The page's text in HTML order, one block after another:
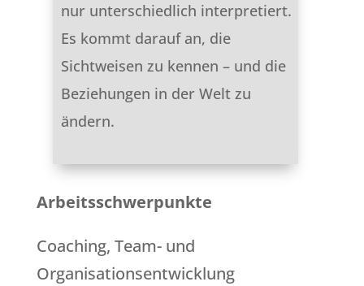
nur unterschiedlich interpretiert.
Es kommt darauf an, die
Sichtweisen zu kennen – und die
Beziehungen in der Welt zu
ändern.
Arbeitsschwerpunkte
Coaching, Team- und
Organisationsentwicklung